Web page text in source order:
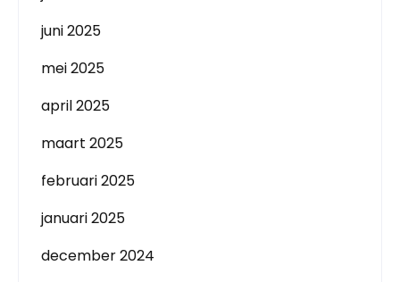
juni 2025
mei 2025
april 2025
maart 2025
februari 2025
januari 2025
december 2024